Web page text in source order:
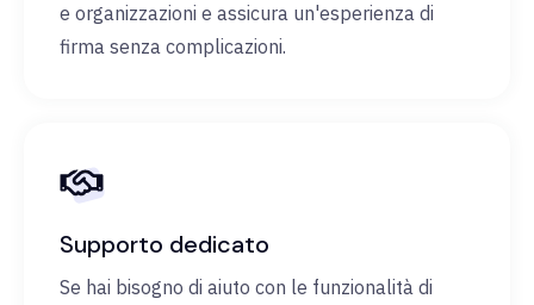
e organizzazioni e assicura un'esperienza di
firma senza complicazioni.
Supporto dedicato
Se hai bisogno di aiuto con le funzionalità di